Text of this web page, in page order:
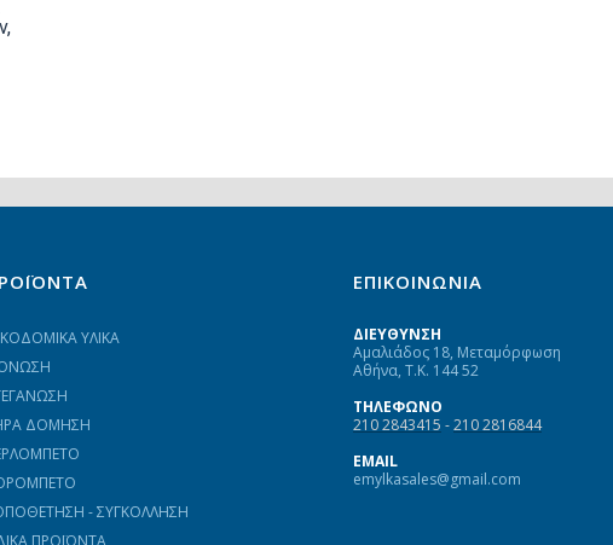
ΥΛΙΚΑ
ΔΟΜΗΣΗ
- ΣΥΓΚΟΛΛΗΣΗ
ΠΡΟΪΟΝΤΑ
ΕΠΙΚΟΙΝΩΝΙΑ
ΔΙΕΥΘΥΝΣΗ
Αμαλιάδος 18, Μεταμόρφωση
Αθήνα, Τ.Κ. 144 52
ΤΗΛΕΦΩΝΟ
210 2843415 -210 2816844
EMAIL
emylkasales@gmail.com